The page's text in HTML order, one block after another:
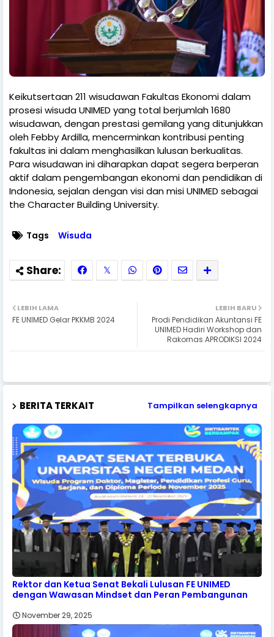
Keikutsertaan 211 wisudawan Fakultas Ekonomi dalam
prosesi wisuda UNIMED yang total berjumlah 1680
wisudawan, dengan prestasi gemilang yang ditunjukkan
oleh Febby Ardilla, mencerminkan kontribusi penting
fakultas ini dalam menghasilkan lulusan berkualitas.
Para wisudawan ini diharapkan dapat segera berperan
aktif dalam pengembangan ekonomi dan pendidikan di
Indonesia, sejalan dengan visi dan misi UNIMED sebagai
the Character Building University.
Tags Wisuda
LEBIH BARU
Prodi Pendidikan Akuntansi FE
UNIMED Hadiri Workshop dan
Rakornas APRODIKSI 2024
LEBIH LAMA
FE UNIMED Gelar PKKMB 2024
BERITA TERKAIT Tampilkan selengkapnya
Rektor dan Ketua Senat Bekali Lulusan FE UNIMED
dengan Wawasan Mindset dan Peran Pembangunan
November 29, 2025